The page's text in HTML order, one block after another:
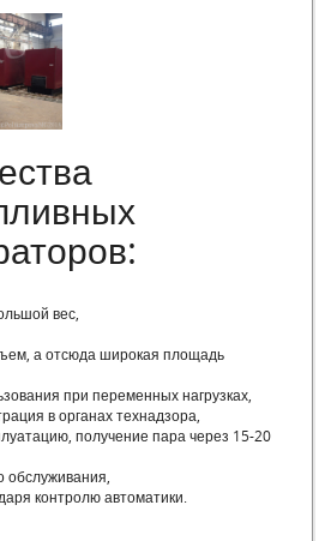
котлы
котлы
дизельный
парогенераторов
дровах
пищевой промышленности
бетонного завода
бетона
ЖБИ
производства
парогенератор
котлы
оборудования
в котельной
оборудования
вес,
а отсюда широкая площадь
при переменных нагрузках,
в органах технадзора,
получение пара через 15-20
обслуживания,
контролю автоматики.